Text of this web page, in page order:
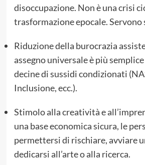
disoccupazione. Non è una crisi
trasformazione epocale.
Riduzione della burocrazia
assegno universale è più
decine di sussidi condizionati
Inclusione, ecc.).
Stimolo alla creatività e
una base economica sicura, le
permettersi di rischiare, avviare
dedicarsi all’arte o alla ricerca.